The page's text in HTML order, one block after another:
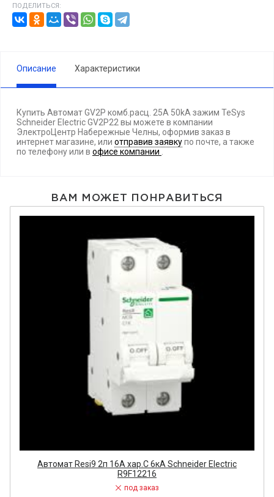
ПОДЕЛИТЬСЯ:
Описание Характеристики
Купить Автомат GV2P комб.расц. 25A 50kA зажим TeSys
Schneider Electric GV2P22 вы можете в компании
ЭлектроЦентр Набережные Челны, оформив заказ в
интернет магазине, или отправив заявкупо почте, а также
по телефонуили в офисе компании
ВАМ МОЖЕТ ПОНРАВИТЬСЯ
Автомат Resi9 2п 16А хар.С 6кA Schneider Electric
R9F12216
под заказ